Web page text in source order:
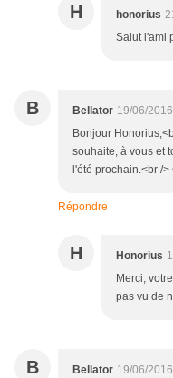
H honorius
Salut l'ami
B Bellator 19/06/
Bonjour
souhaite, à vous et
l'été prochain.<br /
Répondre
H Honorius
Merci,
pas vu de
B Bellator 19/06/